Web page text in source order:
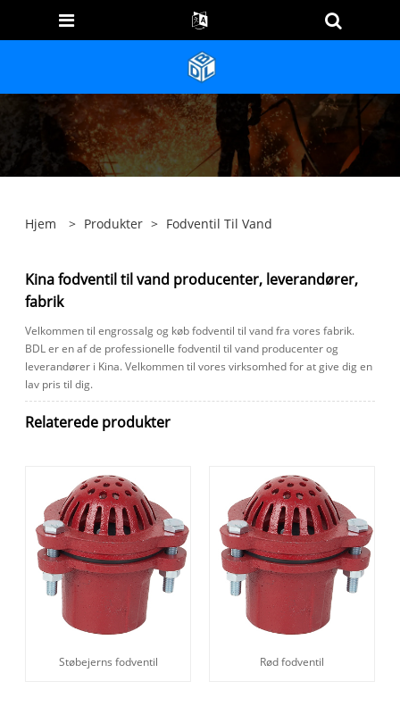
Hjem > Produkter > Fodventil Til Vand
Kina fodventil til vand producenter, leverandører,
fabrik
Velkommen til engrossalg og køb fodventil til vand fra vores fabrik.
BDL er en af ​​de professionelle fodventil til vand producenter og
leverandører i Kina. Velkommen til vores virksomhed for at give dig en
lav pris til dig.
Relaterede produkter
Støbejerns fodventil Rød fodventil